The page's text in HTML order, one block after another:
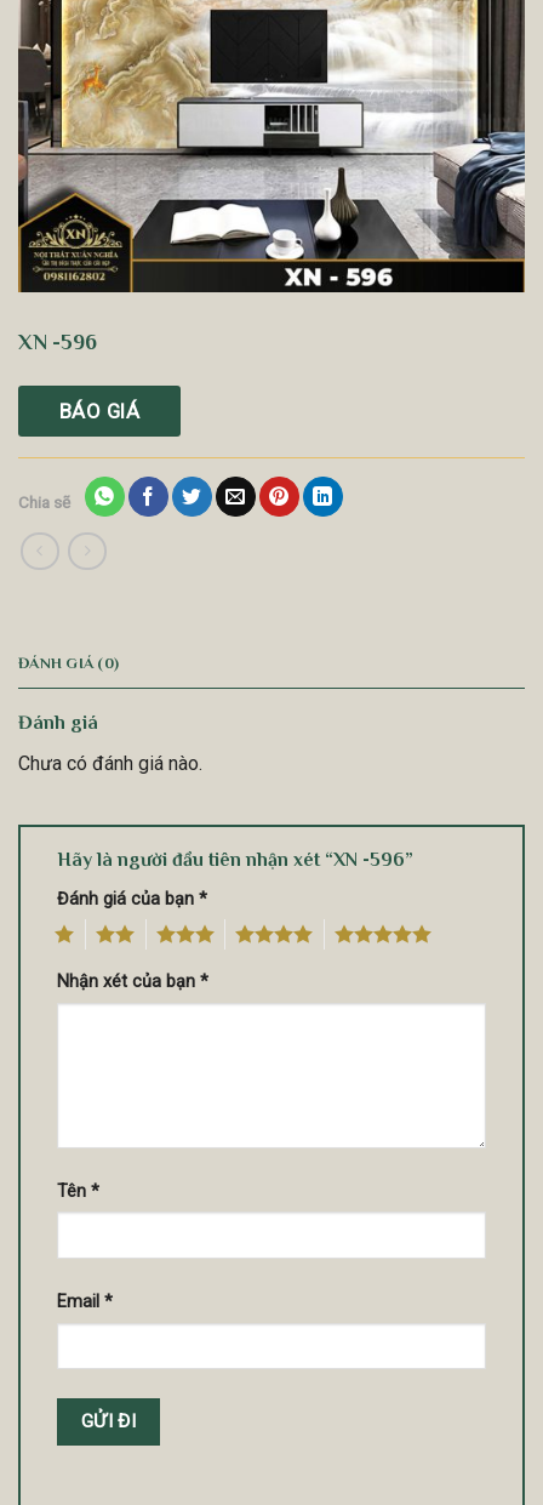
XN -596
BÁO GIÁ
Chia sẽ
ĐÁNH GIÁ (0)
Đánh giá
Chưa có đánh giá nào.
Hãy là người đầu tiên nhận xét “XN -596”
Đánh giá của bạn *
4 5
Nhận xét của bạn *
Tên *
Email *